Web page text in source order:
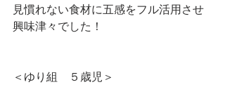
見慣れない食材に五感をフル活用させ
興味津々でした！
＜ゆり組　５歳児＞